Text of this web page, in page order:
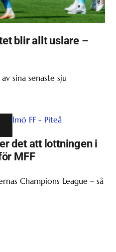
blir allt uslare –
sina senaste sju
det att lottningen i
MFF
Champions League – så